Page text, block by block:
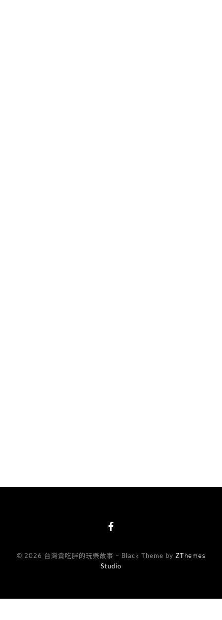
© 2026 台灣貪吃胖的玩樂故事 – Black Theme by ZThemes
Studio